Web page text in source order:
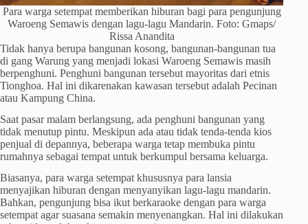
Para warga setempat memberikan hiburan bagi para pengunjung
Waroeng Semawis dengan lagu-lagu Mandarin. Foto: Gmaps/
Rissa Anandita
Tidak hanya berupa bangunan kosong, bangunan-bangunan tua
di gang Warung yang menjadi lokasi Waroeng Semawis masih
berpenghuni. Penghuni bangunan tersebut mayoritas dari etnis
Tionghoa. Hal ini dikarenakan kawasan tersebut adalah Pecinan
atau Kampung China.
Saat pasar malam berlangsung, ada penghuni bangunan yang
tidak menutup pintu. Meskipun ada atau tidak tenda-tenda kios
penjual di depannya, beberapa warga tetap membuka pintu
rumahnya sebagai tempat untuk berkumpul bersama keluarga.
Biasanya, para warga setempat khususnya para lansia
menyajikan hiburan dengan menyanyikan lagu-lagu mandarin.
Bahkan, pengunjung bisa ikut berkaraoke dengan para warga
setempat agar suasana semakin menyenangkan. Hal ini dilakukan